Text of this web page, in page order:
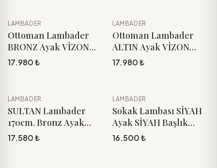
YENI Sepete Ekle
LAMBADER
Ottoman Lambader
BRONZ Ayak VİZON
Şapka 170cm.
17.980 ₺
YENI Sepete Ekle
LAMBADER
Ottoman Lambader
ALTIN Ayak VİZON
Şapka 170cm.
17.980 ₺
YENI Sepete Ekle
LAMBADER
SULTAN Lambader
170cm. Bronz Ayak
Vizon Şapka
17.580 ₺
YENI Sepete Ekle
LAMBADER
Sokak Lambası SİYAH
Ayak SİYAH Başlık
170cm.
16.500 ₺